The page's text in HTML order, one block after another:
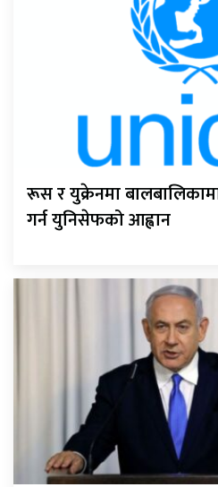
रूस र युक्रेनमा
गर्न युनिसेफको आह्वान